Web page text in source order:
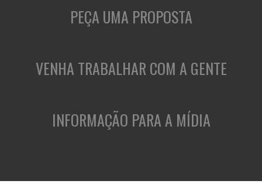
PEÇA UMA PROPOSTA
VENHA TRABALHAR COM A GENTE
INFORMAÇÃO PARA A MÍDIA